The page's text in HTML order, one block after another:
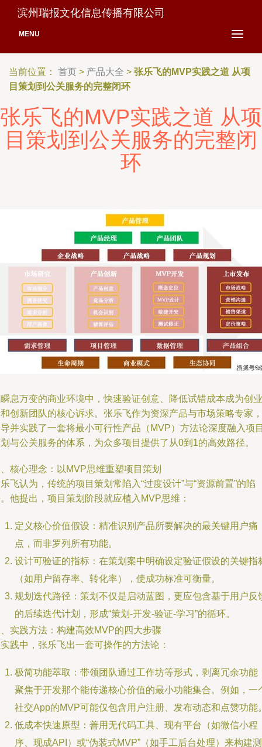
滨州瑞报文化信息传播有限公司
MENU
当前位置： 首页 > 产品大全 > 张乐飞的MVP实践之道 从项
目策划到公关服务的完整闭环
张乐飞的MVP实践之道 从项
目策划到公关服务的完整闭
环
息万变的商业环境中，快速验证创意、降低试错成本成为创业
创新团队的核心诉求。张乐飞作为资深产品与市场策略专家，
并实践了一套将最小可行性产品（MVP）方法论深度融入项
与公关服务的体系，为众多项目提供了从0到1的高效路径。
核心理念：以MVP思维重塑项目策划
飞认为，传统的项目策划常陷入“过度设计”与“资源前置”的陷
他提出，项目策划阶段就应植入MVP思维：
定义核心价值假设：精准识别产品所要解决的最关键用户痛
点，而非罗列所有功能。
设计可验证的指标：在策划案中明确设定验证假设的关键指
（如用户留存率、转化率），使成功标准可衡量。
规划迭代路径：策划不仅是启动蓝图，更应包含基于用户反
的后续迭代计划，形成“策划-开发-验证-学习”的循环。
实践方法：构建高效MVP的四大步骤
践中，张乐飞出一套可操作的方法论：
极简功能萃取：带领团队通过工作坊等形式，剥离冗余功能
聚焦于开发那个能传递核心价值的最小功能集合。例如，一
社交App的MVP可能仅包含用户注册、发布动态和点赞功能
低成本快速原型：善用无代码工具、现有平台（如微信小程
序、现成API）或“伪装式MVP”（如手工后台处理）来构建测